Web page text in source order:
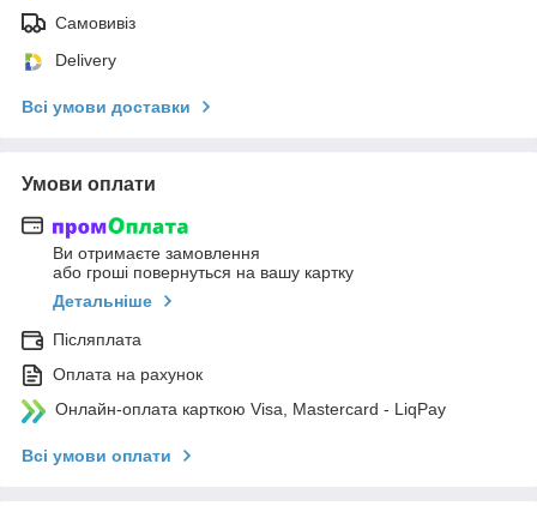
Самовивіз
Delivery
Всі умови доставки
Умови оплати
Ви отримаєте замовлення
або гроші повернуться на вашу картку
Детальніше
Післяплата
Оплата на рахунок
Онлайн-оплата карткою Visa, Mastercard - LiqPay
Всі умови оплати